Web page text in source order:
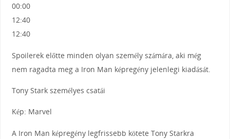
00:00
12:40
12:40
Spoilerek előtte minden olyan személy számára, aki még
nem ragadta meg a Iron Man képregény jelenlegi kiadását.
Tony Stark személyes csatái
Kép: Marvel
A Iron Man képregény legfrissebb kötete Tony Starkra